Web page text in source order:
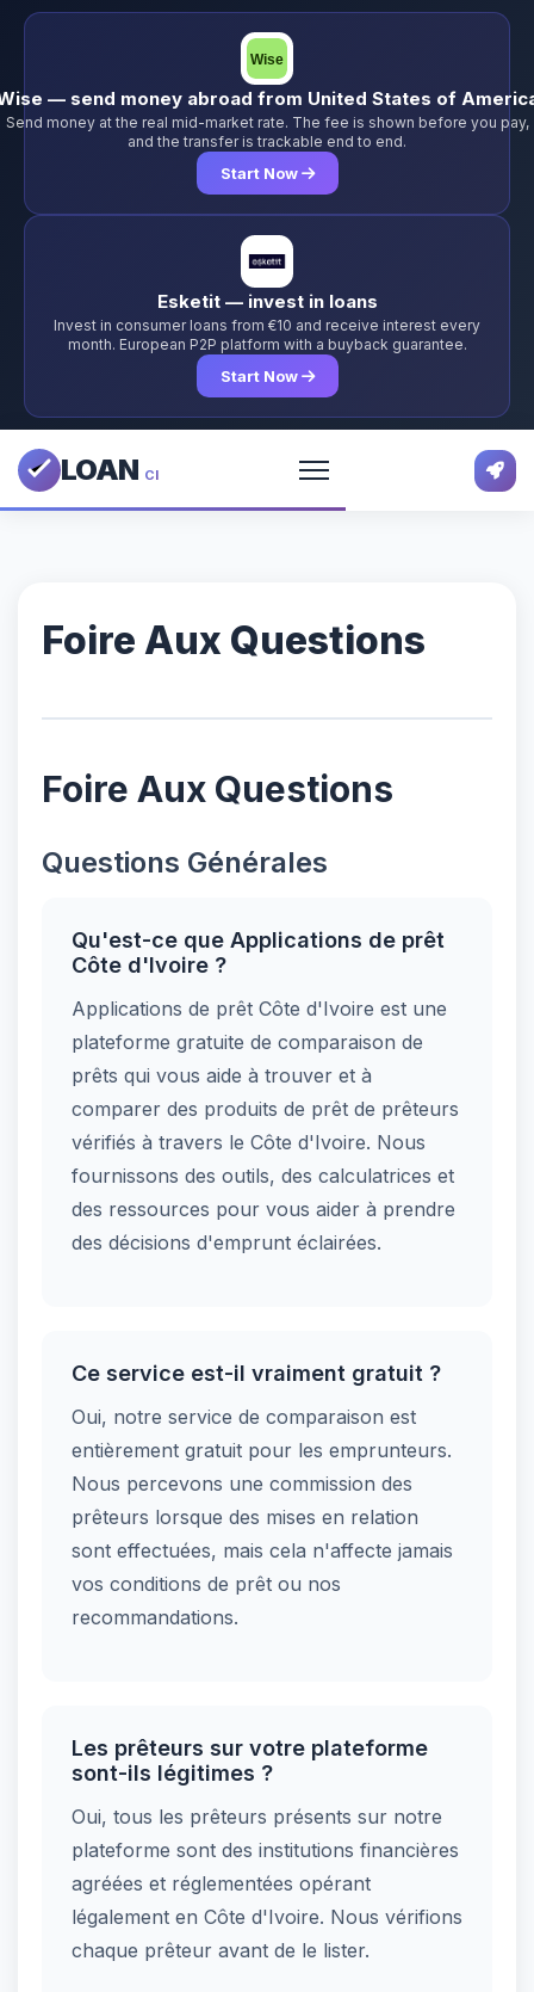
— send money abroad from United States of
Send money at the real mid-market rate. The fee is shown before you pay,
and the transfer is trackable end to end.
Start Now
Esketit — invest in loans
Invest in consumer loans from €10 and receive interest every
month. European P2P platform with a buyback guarantee.
Start Now
LOAN CI
Foire Aux Questions
Foire Aux Questions
Questions Générales
Qu'est-ce que Applications de prêt
Côte d'Ivoire ?
Applications de prêt Côte d'Ivoire est une
plateforme gratuite de comparaison de
prêts qui vous aide à trouver et à
comparer des produits de prêt de prêteurs
vérifiés à travers le Côte d'Ivoire. Nous
fournissons des outils, des calculatrices et
des ressources pour vous aider à prendre
des décisions d'emprunt éclairées.
Ce service est-il vraiment gratuit ?
Oui, notre service de comparaison est
entièrement gratuit pour les emprunteurs.
Nous percevons une commission des
prêteurs lorsque des mises en relation
sont effectuées, mais cela n'affecte jamais
vos conditions de prêt ou nos
recommandations.
Les prêteurs sur votre plateforme
sont-ils légitimes ?
Oui, tous les prêteurs présents sur notre
plateforme sont des institutions financières
agréées et réglementées opérant
légalement en Côte d'Ivoire. Nous vérifions
chaque prêteur avant de le lister.